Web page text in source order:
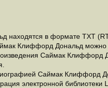
находятся в формате ТХТ
Клиффорд Дональд
Саймак Клиффорд
Саймак Клиффорд
электронной библиотеки